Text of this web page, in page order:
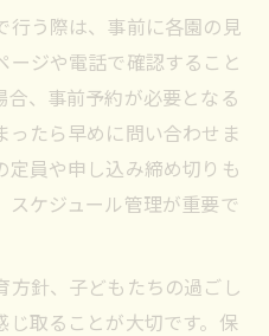
行う際は、事前に各園の見
ジや電話で確認すること
、事前予約が必要となる
たら早めに問い合わせま
定員や申し込み締め切りも
ケジュール管理が重要で
方針、子どもたちの過ごし
取ることが大切です。保